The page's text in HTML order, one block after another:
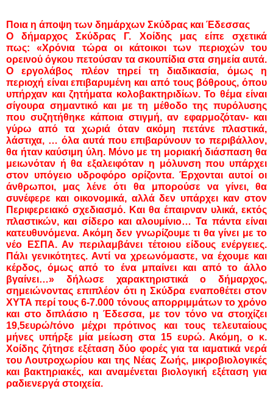
Ποια η άποψη των δημάρχων Σκύδρας και Έδεσσας
Ο δήμαρχος Σκύδρας Γ. Χοίδης μας είπε σχετικά
πως: «Χρόνια τώρα οι κάτοικοι των περιοχών του
ορεινού όγκου πετούσαν τα σκουπίδια στα σημεία αυτά.
Ο εργολάβος πλέον τηρεί τη διαδικασία, όμως η
περιοχή είναι επιβαρυμένη και από τους βόθρους, όπου
υπήρχαν και ζητήματα κολοβακτηριδίων. Το θέμα είναι
σίγουρα σημαντικό και με τη μέθοδο της πυρόλυσης
που συζητήθηκε κάποια στιγμή, αν εφαρμοζόταν- και
γύρω από τα χωριά όταν ακόμη πετάνε πλαστικά,
λάστιχα, … όλα αυτά που επιβαρύνουν το περιβάλλον,
θα ήταν καύσιμη ύλη. Μόνο με τη μοριακή διάσπαση θα
μειωνόταν ή θα εξαλειφόταν η μόλυνση που υπάρχει
στον υπόγειο υδροφόρο ορίζοντα. Έρχονται αυτοί οι
άνθρωποι, μας λένε ότι θα μπορούσε να γίνει, θα
συνέφερε και οικονομικά, αλλά δεν υπάρχει καν στον
Περιφερειακό σχεδιασμό. Και θα έπαιρναν υλικά, εκτός
πλαστικών, και σίδερο και αλουμίνιο… Τα πάντα είναι
κατευθυνόμενα. Ακόμη δεν γνωρίζουμε τι θα γίνει με το
νέο ΕΣΠΑ. Αν περιλαμβάνει τέτοιου είδους ενέργειες.
Πάλι γενικότητες. Αντί να χρεωνόμαστε, να έχουμε και
κέρδος, όμως από το ένα μπαίνει και από το άλλο
βγαίνει…» δήλωσε χαρακτηριστικά ο δήμαρχος,
σημειώνοντας επιπλέον ότι η Σκύδρα εναποθέτει στον
ΧΥΤΑ περί τους 6-7.000 τόνους απορριμμάτων το χρόνο
και στο διπλάσιο η Έδεσσα, με τον τόνο να στοιχίζει
19,5ευρώ/τόνο μέχρι πρότινος και τους τελευταίους
μήνες υπήρξε μία μείωση στα 15 ευρώ. Ακόμη, ο κ.
Χοίδης ζήτησε εξέταση δύο φορές για τα ιαματικά νερά
του Λουτροχωρίου και της Νέας Ζωής, μικροβιολογικές
και βακτηριακές, και αναμένεται βιολογική εξέταση για
ραδιενεργά στοιχεία.